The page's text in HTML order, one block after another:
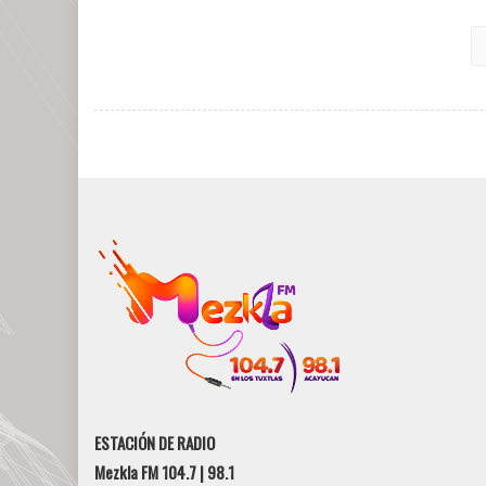
ESTACIÓN DE RADIO
Mezkla FM 104.7 | 98.1